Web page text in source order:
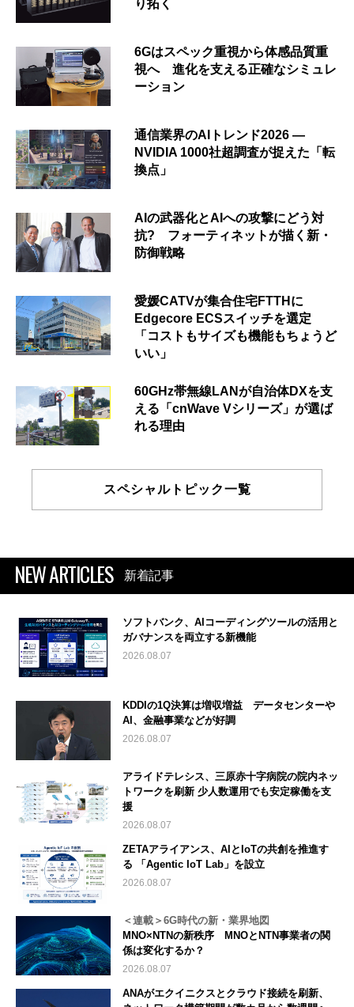
り拓く
6Gはスペック重視から体感品質重
視へ 進化を支える正確なシミュレ
ーション
通信業界のAIトレンド2026 ―
NVIDIA 1000社超調査が捉えた「転
換点」
AIの武器化とAIへの攻撃にどう対
抗? フォーティネットが描く新・
防御戦略
愛媛CATVが集合住宅FTTHに
Edgecore ECSスイッチを選定
「コストもサイズも機能もちょうど
いい」
60GHz帯無線LANが自治体DXを支
える「cnWave Vシリーズ」が選ば
れる理由
スペシャルトピック一覧
NEW ARTICLES 新着記事
ソフトバンク、AIコーディングツールの活用と
ガバナンスを両立する新機能
2026.08.07
KDDIの1Q決算は増収増益 データセンターや
AI、金融事業などが好調
2026.08.07
アライドテレシス、三原赤十字病院の院内ネッ
トワークを刷新 少人数運用でも安定稼働を支
援
2026.08.07
ZETAアライアンス、AIとIoTの共創を推進す
る 「Agentic IoT Lab」を設立
2026.08.07
＜連載＞6G時代の新・業界地図
MNO×NTNの新秩序 MNOとNTN事業者の関
係は変化するか？
2026.08.07
ANAがエクイニクスとクラウド接続を刷新、